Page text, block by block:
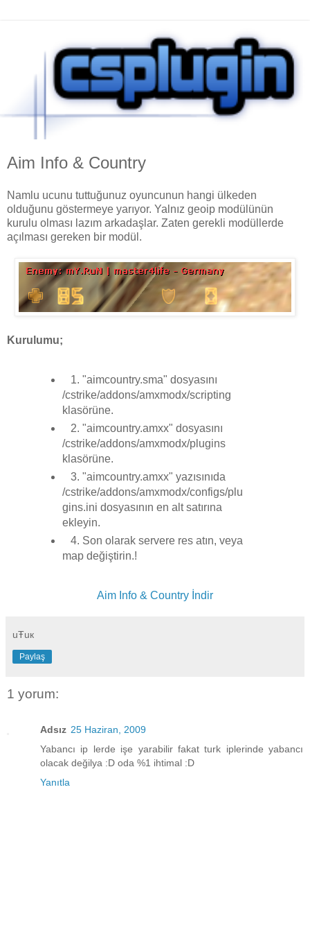
Aim Info & Country
Namlu ucunu tuttuğunuz oyuncunun hangi ülkeden
olduğunu göstermeye yarıyor. Yalnız geoip modülünün
kurulu olması lazım arkadaşlar. Zaten gerekli modüllerde
açılması gereken bir modül.
Kurulumu;
1. "aimcountry.sma" dosyasını
/cstrike/addons/amxmodx/scripting
klasörüne.
2. "aimcountry.amxx" dosyasını
/cstrike/addons/amxmodx/plugins
klasörüne.
3. "aimcountry.amxx" yazısınıda
/cstrike/addons/amxmodx/configs/plu
gins.ini dosyasının en alt satırına
ekleyin.
4. Son olarak servere res atın, veya
map değiştirin.!
Aim Info & Country İndir
uŦuк
Paylaş
1 yorum:
Adsız 25 Haziran, 2009
Yabancı ip lerde işe yarabilir fakat turk iplerinde yabancı
olacak değilya :D oda %1 ihtimal :D
Yanıtla